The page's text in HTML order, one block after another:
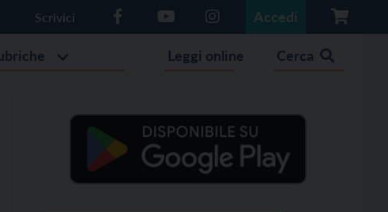
Scrivici Accedi
Leggi online Cerca